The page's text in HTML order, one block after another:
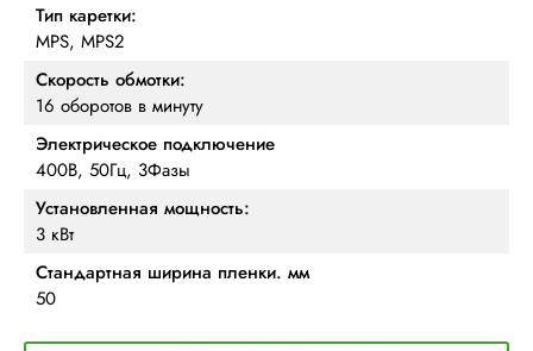
Тип каретки:
MPS, MPS2
Скорость обмотки:
16 оборотов в минуту
Электрическое подключение
400В, 50Гц, 3Фазы
Установленная мощность:
3 кВт
Стандартная ширина пленки. мм
50